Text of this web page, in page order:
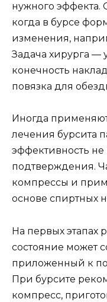
нужного эффекта.
когда в бурсе
изменения,
Задача хирурга —
конечность
повязка для
Иногда
лечения бурсита
эффективность не
подтверждения.
компрессы и
основе спиртных
На первых этапах
состояние может
приложенный к
При бурсите
компресс,